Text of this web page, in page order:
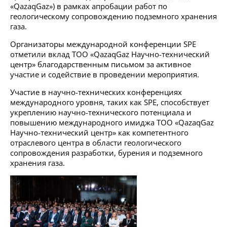
«QazaqGaz») в рамках апробации работ по
геологическому сопровождению подземного хранения
газа.
Организаторы международной конференции SPE
отметили вклад ТОО «QazaqGaz Научно-технический
центр» благодарственным письмом за активное
участие и содействие в проведении мероприятия.
Участие в научно-технических конференциях
международного уровня, таких как SPE, способствует
укреплению научно-технического потенциала и
повышению международного имиджа ТОО «QazaqGaz
Научно-технический центр» как компетентного
отраслевого центра в области геологического
сопровождения разработки, бурения и подземного
хранения газа.